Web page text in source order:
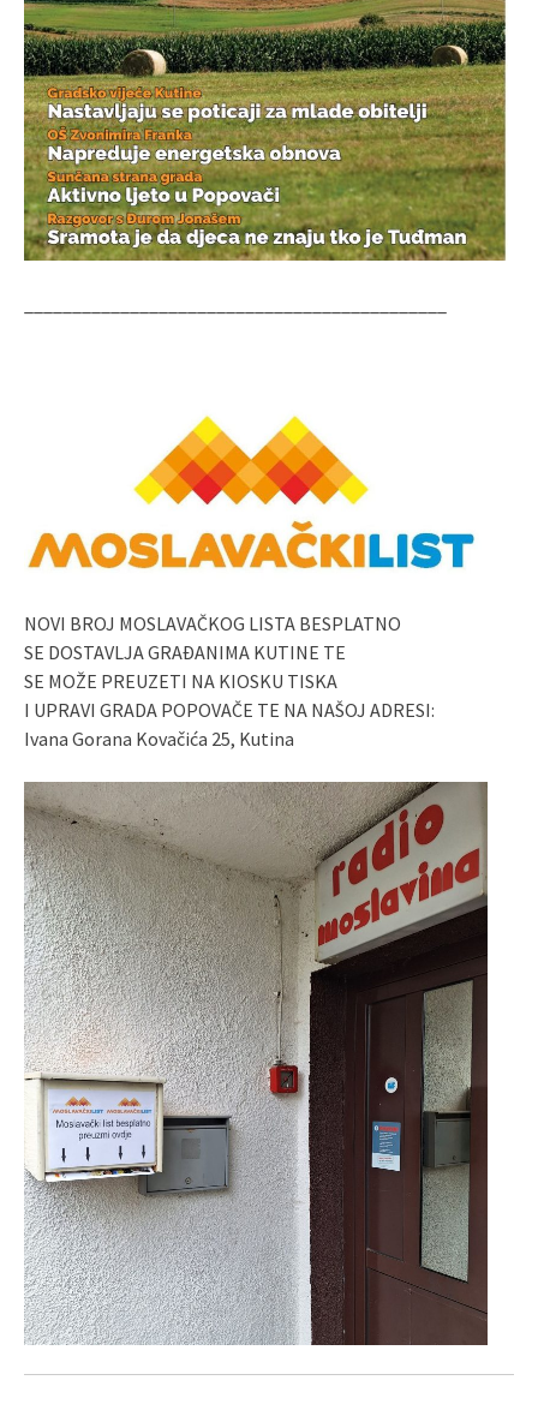
NOVI BROJ MOSLAVAČKOG LISTA BESPLATNO
SE DOSTAVLJA GRAĐANIMA KUTINE TE
SE MOŽE PREUZETI NA KIOSKU TISKA
I UPRAVI GRADA POPOVAČE TE NA NAŠOJ ADRESI:
Ivana Gorana Kovačića 25, Kutina